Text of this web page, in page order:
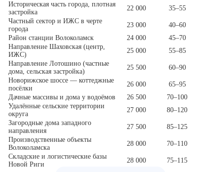
Историческая часть города, плотная
застройка
22 000
35–55
Частный сектор и ИЖС в черте
города
23 000
40–60
Район станции Волоколамск
24 000
45–70
Направление Шаховская (центр,
ИЖС)
25 000
55–85
Направление Лотошино (частные
дома, сельская застройка)
25 500
60–90
Новорижское шоссе — коттеджные
посёлки
26 000
65–95
Дачные массивы и дома у водоёмов
26 500
70–100
Удалённые сельские территории
округа
27 000
80–120
Загородные дома западного
направления
27 500
85–125
Производственные объекты
Волоколамска
28 000
70–110
Складские и логистические базы
Новой Риги
28 000 75–115